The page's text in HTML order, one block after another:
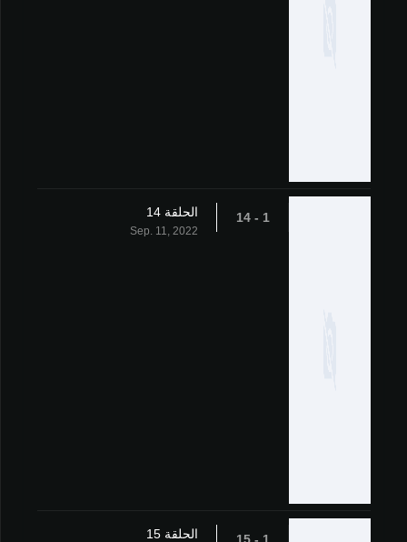
1 - 14 الحلقة 14
Sep. 11, 2022
الحلقة 15